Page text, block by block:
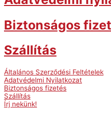
Biztonságos
Szállítás
Általános Szerződési Feltételek
Adatvédelmi Nyilatkozat
Biztonságos fizetés
Szállítás
Írj nekünk!